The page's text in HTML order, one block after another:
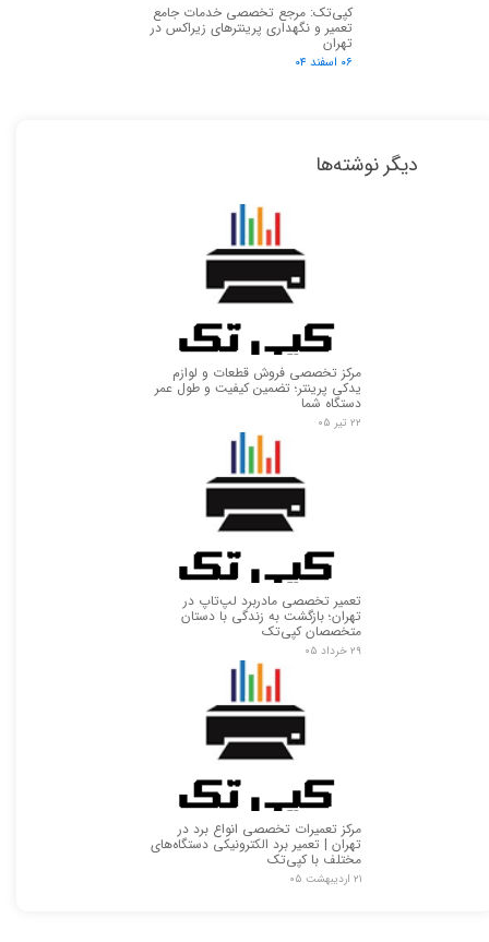
کپی‌تک: مرجع تخصصی خدمات جامع
تعمیر و نگهداری پرینترهای زیراکس در
تهران
۰۶ اسفند ۰۴
دیگر نوشته‌ها
مرکز تخصصی فروش قطعات و لوازم
یدکی پرینتر؛ تضمین کیفیت و طول عمر
دستگاه شما
۲۲ تیر ۰۵
تعمیر تخصصی مادربرد لپ‌تاپ در
تهران؛ بازگشت به زندگی با دستان
متخصصان کپی‌تک
۲۹ خرداد ۰۵
مرکز تعمیرات تخصصی انواع برد در
تهران | تعمیر برد الکترونیکی دستگاه‌های
مختلف با کپی‌تک
۲۱ اردیبهشت ۰۵